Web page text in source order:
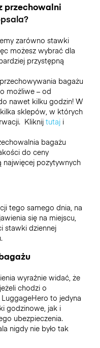
przechowalni
?
zarówno stawki
możesz wybrać dla
przystępną
bagażu
możliwe – od
nawet kilku godzin! W
sklepów, w których
Kliknij tutaji
bagażu
do ceny
najwięcej pozytywnych
tego samego dnia, na
się na miejscu,
stawki dziennej
wyraźnie widać, że
chodzi o
LuggageHero to jedyna
godzinowe, jak i
ubezpieczenia.
nigdy nie było tak